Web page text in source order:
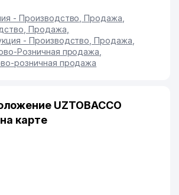
- Производство, Продажа
Продажа
- Производство, Продажа
Розничная продажа
розничная продажа
UZTOBACCO
карте